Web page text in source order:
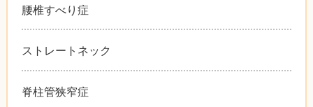
腰椎すべり症
ストレートネック
脊柱管狭窄症